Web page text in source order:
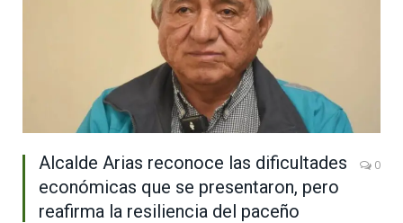
Alcalde Arias reconoce las dificultades
económicas que se presentaron, pero
reafirma la resiliencia del paceño
0